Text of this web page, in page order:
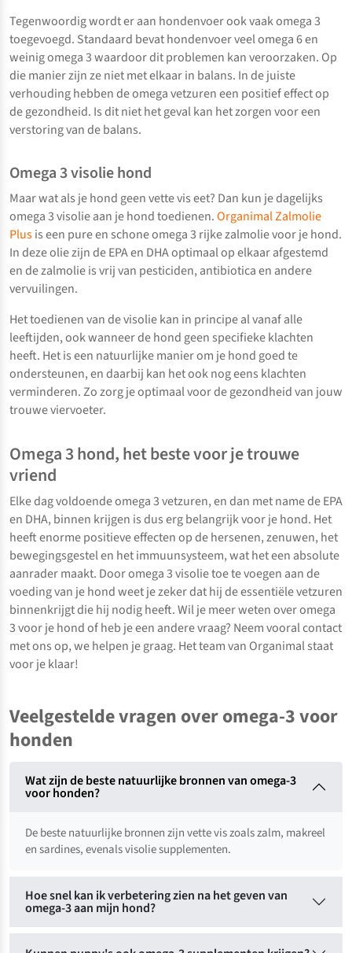
Tegenwoordig wordt er aan hondenvoer ook vaak omega 3
toegevoegd. Standaard bevat hondenvoer veel omega 6 en
weinig omega 3 waardoor dit problemen kan veroorzaken. Op
die manier zijn ze niet met elkaar in balans. In de juiste
verhouding hebben de omega vetzuren een positief effect op
de gezondheid. Is dit niet het geval kan het zorgen voor een
verstoring van de balans.
Omega 3 visolie hond
Maar wat als je hond geen vette vis eet? Dan kun je dagelijks
omega 3 visolie aan je hond toedienen.Organimal Zalmolie
Plusis een pure en schone omega 3 rijke zalmolie voor je hond.
In deze olie zijn de EPA en DHA optimaal op elkaar afgestemd
en de zalmolie is vrij van pesticiden, antibiotica en andere
vervuilingen.
Het toedienen van de visolie kan in principe al vanaf alle
leeftijden, ook wanneer de hond geen specifieke klachten
heeft. Het is een natuurlijke manier om je hond goed te
ondersteunen, en daarbij kan het ook nog eens klachten
verminderen. Zo zorg je optimaal voor de gezondheid van jouw
trouwe viervoeter.
Omega 3 hond, het beste voor je trouwe
vriend
Elke dag voldoende omega 3 vetzuren, en dan met name de EPA
en DHA, binnen krijgen is dus erg belangrijk voor je hond. Het
heeft enorme positieve effecten op de hersenen, zenuwen, het
bewegingsgestel en het immuunsysteem, wat het een absolute
aanrader maakt. Door omega 3 visolie toe te voegen aan de
voeding van je hond weet je zeker dat hij de essentiële vetzuren
binnenkrijgt die hij nodig heeft. Wil je meer weten over omega
3 voor je hond of heb je een andere vraag? Neem vooral contact
met ons op, we helpen je graag. Het team van Organimal staat
voor je klaar!
Veelgestelde vragen over omega-3 voor
honden
Wat zijn de beste natuurlijke bronnen van omega-3
voor honden?
De beste natuurlijke bronnen zijn vette vis zoals zalm, makreel
en sardines, evenals visolie supplementen.
Hoe snel kan ik verbetering zien na het geven van
omega-3 aan mijn hond?